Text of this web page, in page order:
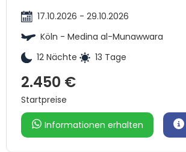
17.10.2026 - 29.10.2026
Köln - Medina al-Munawwara
12 Nächte
13 Tage
2.450 €
Startpreise
Informationen erhalten